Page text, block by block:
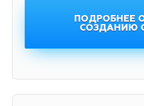
ПОДРОБНЕЕ
СОЗДАНИЮ